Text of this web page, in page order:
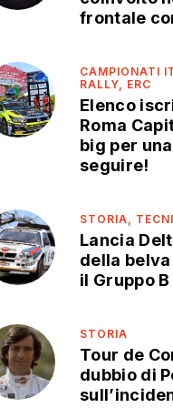
frontale
CAMPIONATI
RALLY, ERC
Elenco
Roma
big per
seguire!
STORIA,
Lancia
della
il Gruppo B
STORIA
Tour de
dubbio di